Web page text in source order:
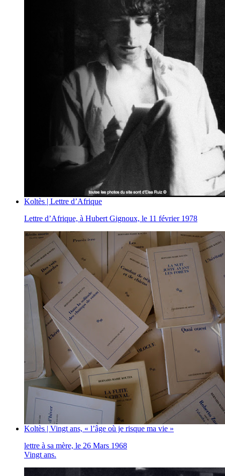
Koltès | Lettre d’Afrique
Lettre d’Afrique, à Hubert Gignoux, le 11 février 1978
Koltès | Vingt ans, « l’âge où je risque ma vie »
lettre à sa mère, le 26 Mars 1968
Vingt ans.